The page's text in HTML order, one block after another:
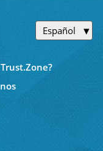
Español